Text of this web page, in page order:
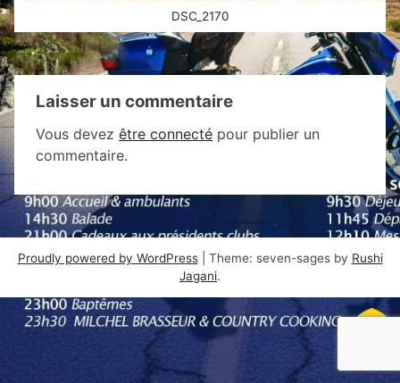
Navigation
de
l’article
DSC_2170
Laisser un commentaire
Vous devez être connecté pour publier un
commentaire.
Proudly powered by WordPress Theme: seven-sages by Rushi
Jagani.